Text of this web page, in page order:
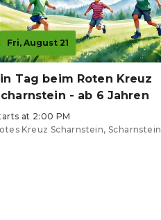
Fri, August 21
Tag beim Roten Kreuz
- ab 6 Jahren
at 2:00 PM
Kreuz Scharnstein, Scharnstein